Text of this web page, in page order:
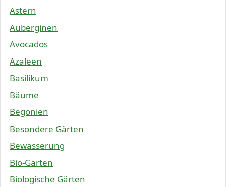
Astern
Auberginen
Avocados
Azaleen
Basilikum
Bäume
Begonien
Besondere Gärten
Bewässerung
Bio-Gärten
Biologische Gärten